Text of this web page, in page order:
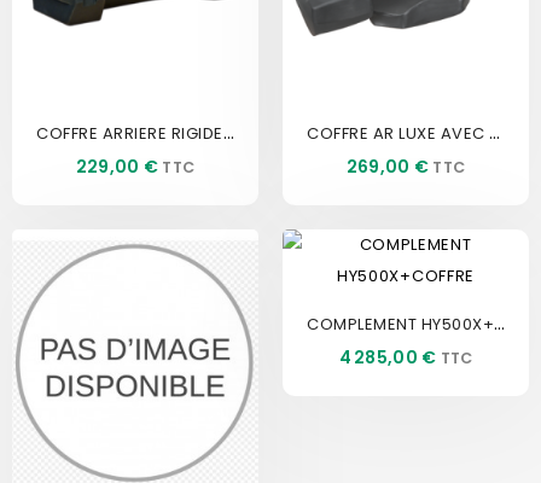
COFFRE ARRIERE RIGIDE DOSSERET
Prix
229,00 €
COFFRE AR LUXE AVEC POIGNEE
Prix
269,00 €
COMPLEMENT HY500X+COFFRE
Prix
4 285,00 €